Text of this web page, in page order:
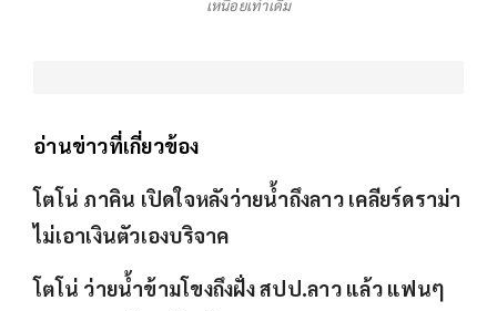
เหนื่อยเท่าเดิม
อ่านข่าวที่เกี่ยวข้อง
โตโน่ ภาคิน เปิดใจหลังว่ายน้ำถึงลาว เคลียร์ดราม่า
ไม่เอาเงินตัวเองบริจาค
โตโน่ ว่ายน้ำข้ามโขงถึงฝั่ง สปป.ลาว แล้ว แฟนๆ